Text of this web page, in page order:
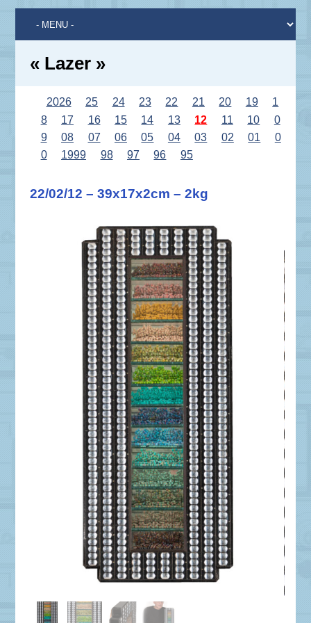
« Lazer »
2026 25 24 23 22 21 20 19
1
8
17 16 15 14 13 12 11 10
0
9
08 07 06 05 04 03 02 01
0
0
1999 98 97 96 95
22/02/12 – 39x17x2cm – 2kg